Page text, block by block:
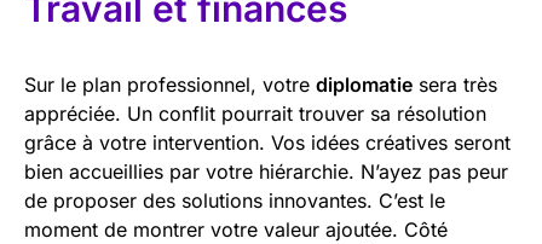
Sur le plan professionnel, votre diplomatie sera très
appréciée. Un conflit pourrait trouver sa résolution
grâce à votre intervention. Vos idées créatives seront
bien accueillies par votre hiérarchie. N’ayez pas peur
de proposer des solutions innovantes. C’est le
moment de montrer votre valeur ajoutée. Côté